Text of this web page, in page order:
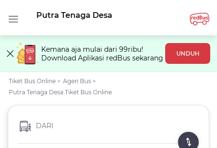
Putra Tenaga Desa
Kemana aja mulai dari 99ribu!
Download Aplikasi redBus sekarang
UNDUH
Tiket Bus Online > Agen Bus >
Putra Tenaga Desa Tiket Bus Online
DARI